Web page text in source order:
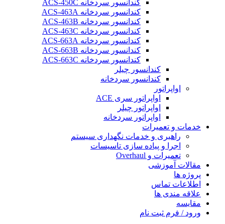
کندانسور سردخانه ACS-450C
کندانسور سردخانه ACS-463A
کندانسور سردخانه ACS-463B
کندانسور سردخانه ACS-463C
کندانسور سردخانه ACS-663A
کندانسور سردخانه ACS-663B
کندانسور سردخانه ACS-663C
کندانسور چیلر
کندانسور سردخانه
اواپراتور
اواپراتور سری ACE
اواپراتور چیلر
اواپراتور سردخانه
خدمات و تعمیرات
راهبری و خدمات نگهداری سیستم
اجرا و پیاده سازی تاسیسات
تعمیرات و Overhaul
مقالات آموزشی
پروژه ها
اطلاعات تماس
علاقه مندی ها
مقایسه
ورود / فرم ثبت نام